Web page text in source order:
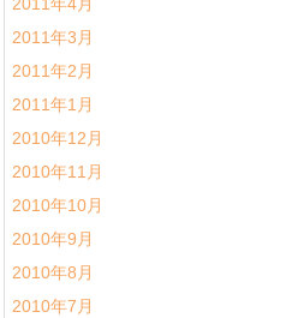
2011年3月
2011年2月
2011年1月
2010年12月
2010年11月
2010年10月
2010年9月
2010年8月
2010年7月